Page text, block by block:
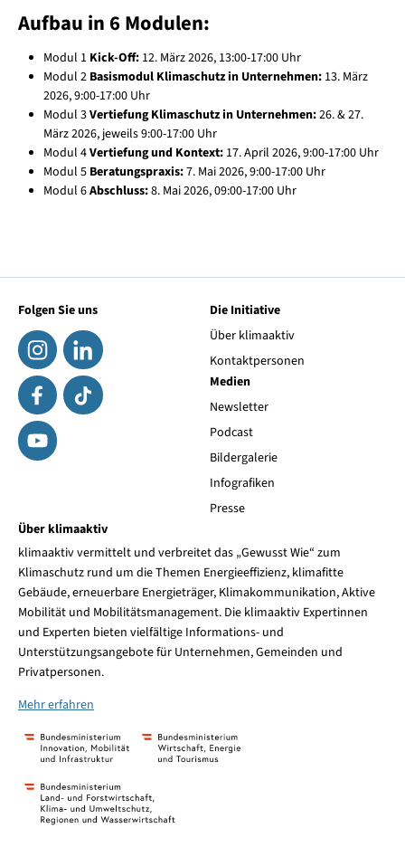
Aufbau in 6 Modulen:
Modul 1 Kick-Off: 12. März 2026, 13:00-17:00 Uhr
Modul 2 Basismodul Klimaschutz in Unternehmen: 13. März
2026, 9:00-17:00 Uhr
Modul 3Vertiefung Klimaschutz in Unternehmen:26. & 27.
März 2026, jeweils 9:00-17:00 Uhr
Modul 4Vertiefung und Kontext: 17. April 2026, 9:00-17:00 Uhr
Modul 5 Beratungspraxis:7. Mai 2026, 9:00-17:00 Uhr
Modul 6Abschluss:8. Mai 2026, 09:00-17:00 Uhr
Folgen Sie uns
Die Initiative
Über klimaaktiv
Kontaktpersonen
Medien
Newsletter
Podcast
Bildergalerie
Infografiken
Presse
Über klimaaktiv
klimaaktiv vermittelt und verbreitet das „Gewusst Wie“ zum
Klimaschutz rund um die Themen Energieeffizienz, klimafitte
Gebäude, erneuerbare Energieträger, Klimakommunikation, Aktive
Mobilität und Mobilitätsmanagement. Die klimaaktiv Expertinnen
und Experten bieten vielfältige Informations- und
Unterstützungsangebote für Unternehmen, Gemeinden und
Privatpersonen.
Mehr erfahren